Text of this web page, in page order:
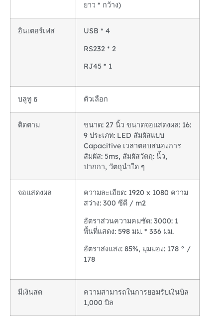
ยาว * กว้าง)
อินเตอร์เฟส
USB * 4
RS232 * 2
RJ45 * 1
บลูทู ธ ตัวเลือก
ติดตาม
ขนาด: 27 นิ้ว ขนาดจอแสดงผล: 16:
9 ประเภท: LED สัมผัสแบบ
Capacitive เวลาตอบสนองการ
สัมผัส: 5ms, สัมผัสวัตถุ: นิ้ว,
ปากกา, วัตถุนําใด ๆ
จอแสดงผล
ความละเอียด: 1920 x 1080 ความ
สว่าง: 300 ซีดี / m2
อัตราส่วนความคมชัด: 3000: 1
พื้นที่แสดง: 598 มม. * 336 มม.
อัตราส่งแสง: 85%, มุมมอง: 178 ° /
178
มีเงินสด
ความสามารถในการยอมรับเงินบิล
1,000 บิล